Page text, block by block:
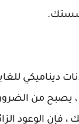
ديناميكي
، يصبح من
، فإن الوعود